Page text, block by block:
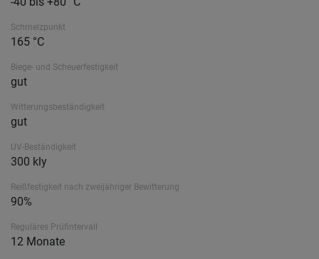
Schmelzpunkt
165 °C
Biege- und Scheuerfestigkeit
gut
Witterungsbeständigkeit
gut
UV-Beständigkeit
300 kly
Reißfestigkeit nach zweijähriger Bewitterung
90%
Reguläres Prüfintervall
12 Monate